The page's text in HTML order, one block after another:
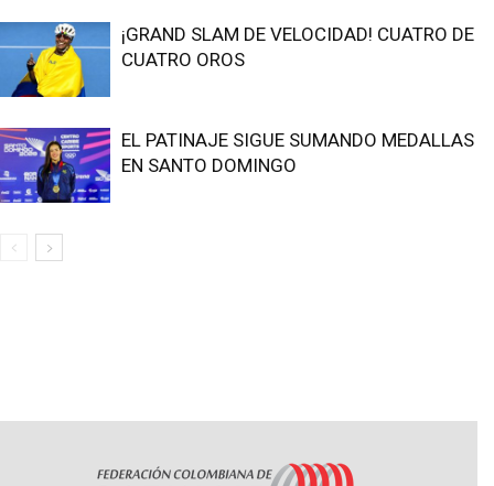
¡GRAND SLAM DE VELOCIDAD! CUATRO DE
CUATRO OROS
EL PATINAJE SIGUE SUMANDO MEDALLAS
EN SANTO DOMINGO